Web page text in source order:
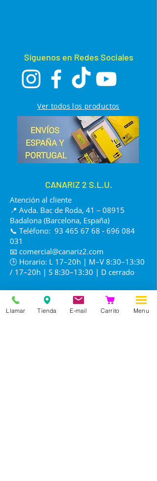
Síguenos en Redes Sociales
Ver todos los productos
CANARIZ 2 S.L.U.
Atención al cliente
📍 Avda. Bac de Roda, 41 – 08915
Badalona (Barcelona, España)
📞 Teléfono: 93 465 67 68 - 696 084
031
📧 comercial@canariz2.com
🕒 Horario: L 17–20h | M–V 8:30–13:30
/ 17–20h | S 8:30–13:30 | D cerrado
Llamar Tienda E-mail Carrito Menu